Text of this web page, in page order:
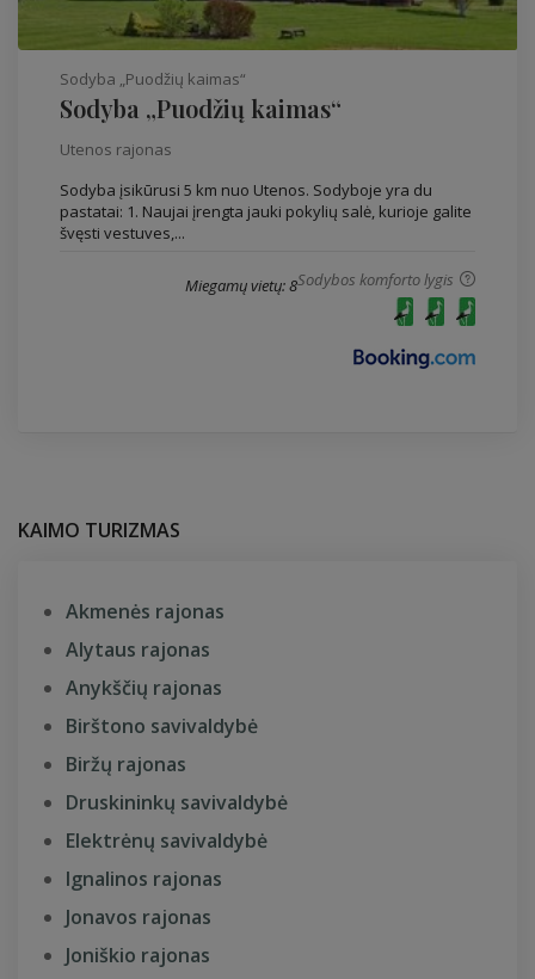
Sodyba „Puodžių kaimas“
Sodyba „Puodžių kaimas“
Utenos rajonas
Sodyba įsikūrusi 5 km nuo Utenos. Sodyboje yra du
pastatai: 1. Naujai įrengta jauki pokylių salė, kurioje galite
švęsti vestuves,...
Sodybos komforto lygis
Miegamų vietų: 8
KAIMO TURIZMAS
Akmenės rajonas
Alytaus rajonas
Anykščių rajonas
Birštono savivaldybė
Biržų rajonas
Druskininkų savivaldybė
Elektrėnų savivaldybė
Ignalinos rajonas
Jonavos rajonas
Joniškio rajonas